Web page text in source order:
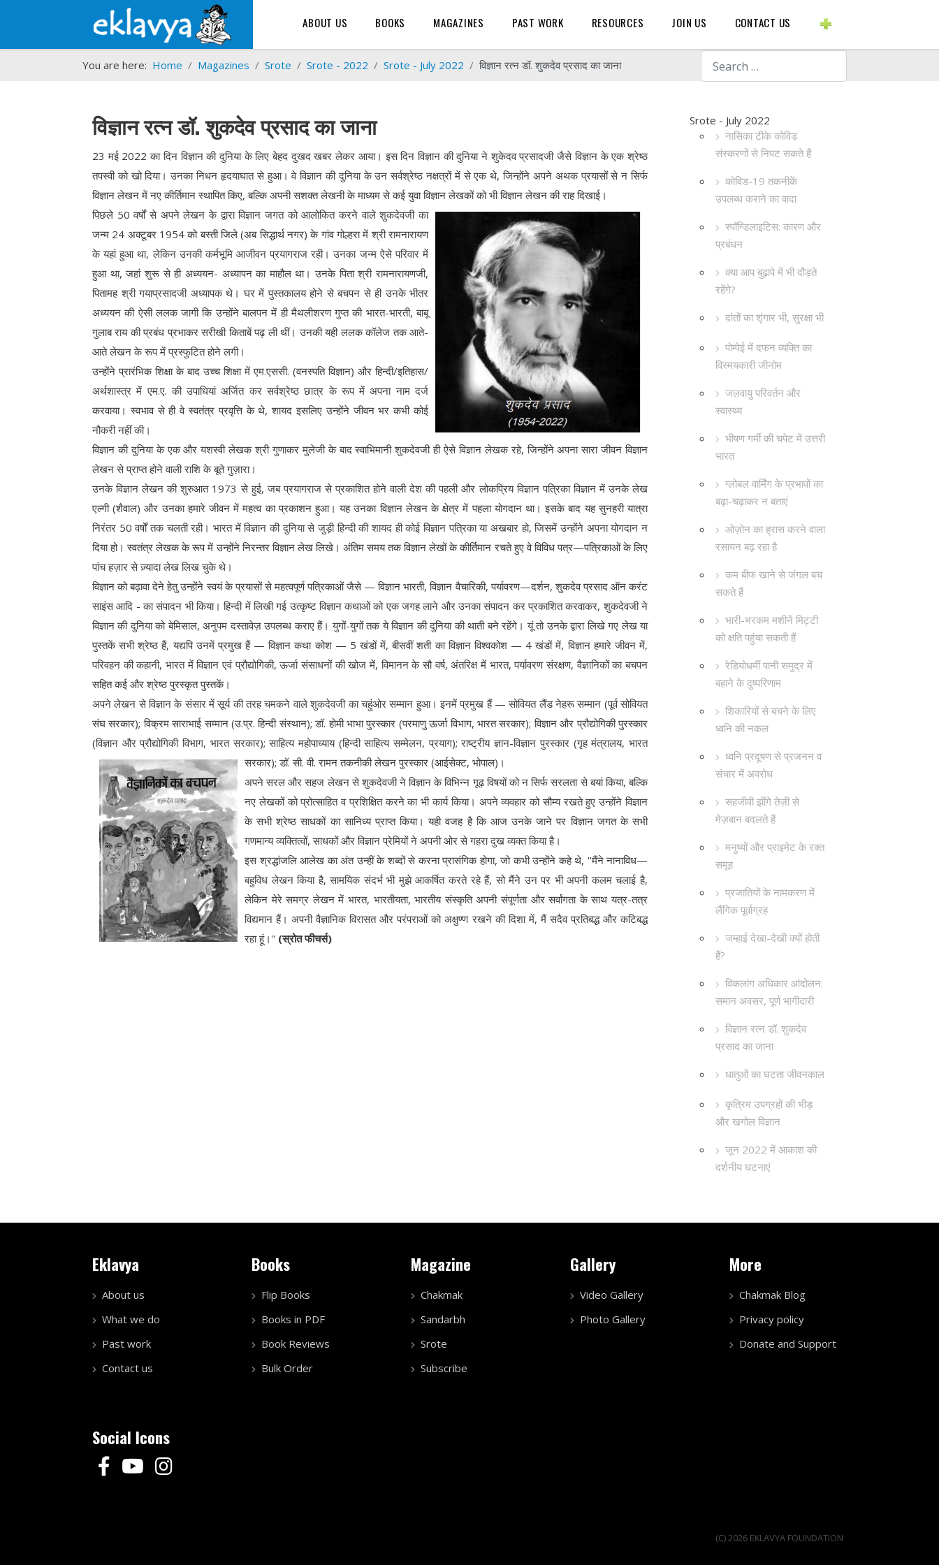
Search
ABOUT US BOOKS MAGAZINES PAST WORK RESOURCES JOIN US CONTACT US
You are here: Home Magazines Srote Srote - 2022 Srote - July 2022 विज्ञान रत्न डॉ. शुकदेव प्रसाद का जाना
Srote - July 2022
नासिका टीके कोविड
संस्करणों से निपट सकते हैं
कोविड-19 तकनीकें
उपलब्ध कराने का वादा
स्पॉन्डिलाइटिस: कारण और
प्रबंधन
क्या आप बुढ़ापे में भी दौड़ते
रहेंगे?
दांतों का शृंगार भी, सुरक्षा भी
पोम्पेई में दफन व्यक्ति का
विस्मयकारी जीनोम
जलवायु परिवर्तन और
स्वास्थ्य
भीषण गर्मी की चपेट में उत्तरी
भारत
ग्लोबल वार्मिंग के प्रभावों का
बढ़ा-चढ़ाकर न बताएं
ओज़ोन का ह्रास करने वाला
रसायन बढ़ रहा है
कम बीफ खाने से जंगल बच
सकते हैं
भारी-भरकम मशीनें मिट्टी
को क्षति पहुंचा सकती हैं
रेडियोधर्मी पानी समुद्र में
बहाने के दुष्परिणाम
शिकारियों से बचने के लिए
ध्वनि की नकल
ध्वनि प्रदूषण से प्रजनन व
संचार में अवरोध
सहजीवी झींगे तेज़ी से
मेज़बान बदलते हैं
मनुष्यों और प्राइमेट के रक्त
समूह
प्रजातियों के नामकरण में
लैंगिक पूर्वाग्रह
जम्हाई देखा-देखी क्यों होती
हैं?
विकलांग अधिकार आंदोलन:
समान अवसर, पूर्ण भागीदारी
विज्ञान रत्न डॉ. शुकदेव
प्रसाद का जाना
धातुओं का घटता जीवनकाल
कृत्रिम उपग्रहों की भीड़
और खगोल विज्ञान
जून 2022 में आकाश की
दर्शनीय घटनाएं
विज्ञान रत्न डॉ. शुकदेव प्रसाद का जाना
23 मई 2022 का दिन विज्ञान की दुनिया के लिए बेहद दुखद खबर लेकर आया। इस दिन विज्ञान की दुनिया ने शुकेदव प्रसादजी जैसे विज्ञान के एक श्रेष्ठ
तपस्वी को खो दिया। उनका निधन हृदयाघात से हुआ। वे विज्ञान की दुनिया के उन सर्वश्रेष्ठ नक्षत्रों में से एक थे, जिन्होंने अपने अथक प्रयासों से न सिर्फ
विज्ञान लेखन में नए कीर्तिमान स्थापित किए, बल्कि अपनी सशक्त लेखनी के माध्यम से कई युवा विज्ञान लेखकों को भी विज्ञान लेखन की राह दिखाई।
पिछले 50 वर्षों से अपने लेखन के द्वारा विज्ञान जगत को आलोकित करने वाले शुकदेवजी का
जन्म 24 अक्टूबर 1954 को बस्ती जिले (अब सिद्धार्थ नगर) के गांव गोल्हरा में श्री रामनारायण
के यहां हुआ था, लेकिन उनकी कर्मभूमि आजीवन प्रयागराज रही। उनका जन्म ऐसे परिवार में
हुआ था, जहां शुरू से ही अध्ययन- अध्यापन का माहौल था। उनके पिता श्री रामनारायणजी,
पितामह श्री गयाप्रसादजी अध्यापक थे। घर में पुस्तकालय होने से बचपन से ही उनके भीतर
अध्ययन की ऐसी ललक जागी कि उन्होंने बालपन में ही मैथलीशरण गुप्त की भारत-भारती, बाबू
गुलाब राय की प्रबंध प्रभाकर सरीखी किताबें पढ़ ली थीं। उनकी यही ललक कॉलेज तक आते-
आते लेखन के रूप में प्रस्फुटित होने लगी।
उन्होंने प्रारंभिक शिक्षा के बाद उच्च शिक्षा में एम.एससी. (वनस्पति विज्ञान) और हिन्दी/इतिहास/
अर्थशास्त्र में एम.ए. की उपाधियां अर्जित कर सर्वश्रेष्ठ छात्र के रूप में अपना नाम दर्ज
करवाया। स्वभाव से ही वे स्वतंत्र प्रवृत्ति के थे, शायद इसलिए उन्होंने जीवन भर कभी कोई
नौकरी नहीं की।
विज्ञान की दुनिया के एक और यशस्वी लेखक श्री गुणाकर मुलेजी के बाद स्वाभिमानी शुकदेवजी ही ऐसे विज्ञान लेखक रहे, जिन्होंने अपना सारा जीवन विज्ञान
लेखन से प्राप्त होने वाली राशि के बूते गुज़ारा।
उनके विज्ञान लेखन की शुरुआत 1973 से हुई, जब प्रयागराज से प्रकाशित होने वाली देश की पहली और लोकप्रिय विज्ञान पत्रिका विज्ञान में उनके लेख
एल्गी (शैवाल) और उनका हमारे जीवन में महत्व का प्रकाशन हुआ। यह उनका विज्ञान लेखन के क्षेत्र में पहला योगदान था। इसके बाद यह सुनहरी यात्रा
निरंतर 50 वर्षों तक चलती रही। भारत में विज्ञान की दुनिया से जुड़ी हिन्दी की शायद ही कोई विज्ञान पत्रिका या अखबार हो, जिसमें उन्होंने अपना योगदान न
दिया हो। स्वतंत्र लेखक के रूप में उन्होंने निरन्तर विज्ञान लेख लिखे। अंतिम समय तक विज्ञान लेखों के कीर्तिमान रचते हुए वे विविध पत्र—पत्रिकाओं के लिए
पांच हज़ार से ज़्यादा लेख लिख चुके थे।
विज्ञान को बढ़ावा देने हेतु उन्होंने स्वयं के प्रयासों से महत्वपूर्ण पत्रिकाओं जैसे — विज्ञान भारती, विज्ञान वैचारिकी, पर्यावरण—दर्शन, शुकदेव प्रसाद ऑन करंट
साइंस आदि - का संपादन भी किया। हिन्दी में लिखी गई उत्कृष्ट विज्ञान कथाओं को एक जगह लाने और उनका संपादन कर प्रकाशित करवाकर, शुकदेवजी ने
विज्ञान की दुनिया को बेमिसाल, अनुपम दस्तावेज़ उपलब्ध कराए हैं। युगों-युगों तक ये विज्ञान की दुनिया की थाती बने रहेंगे। यूं तो उनके द्वारा लिखे गए लेख या
पुस्तकें सभी श्रेष्ठ हैं, यद्यपि उनमें प्रमुख हैं — विज्ञान कथा कोश — 5 खंडों में, बीसवीं शती का विज्ञान विश्वकोश — 4 खंडों में, विज्ञान हमारे जीवन में,
परिवहन की कहानी, भारत में विज्ञान एवं प्रौद्योगिकी, ऊर्जा संसाधनों की खोज में, विमानन के सौ वर्ष, अंतरिक्ष में भारत, पर्यावरण संरक्षण, वैज्ञानिकों का बचपन
सहित कई और श्रेष्ठ पुरस्कृत पुस्तकें।
अपने लेखन से विज्ञान के संसार में सूर्य की तरह चमकने वाले शुकदेवजी का चहुंओर सम्मान हुआ। इनमें प्रमुख हैं — सोवियत लैंड नेहरू सम्मान (पूर्व सोवियत
संघ सरकार); विक्रम साराभाई सम्मान (उ.प्र. हिन्दी संस्थान); डॉ. होमी भाभा पुरस्कार (परमाणु ऊर्जा विभाग, भारत सरकार); विज्ञान और प्रौद्योगिकी पुरस्कार
(विज्ञान और प्रौद्योगिकी विभाग, भारत सरकार); साहित्य महोपाध्याय (हिन्दी साहित्य सम्मेलन, प्रयाग); राष्ट्रीय ज्ञान-विज्ञान पुरस्कार (गृह मंत्रालय, भारत
सरकार); डॉ. सी. वी. रामन तकनीकी लेखन पुरस्कार (आईसेक्ट, भोपाल)।
अपने सरल और सहज लेखन से शुकदेवजी ने विज्ञान के विभिन्न गूढ़ विषयों को न सिर्फ सरलता से बयां किया, बल्कि
नए लेखकों को प्रोत्साहित व प्रशिक्षित करने का भी कार्य किया। अपने व्यवहार को सौम्य रखते हुए उन्होंने विज्ञान
के सभी श्रेष्ठ साधकों का सानिध्य प्राप्त किया। यही वजह है कि आज उनके जाने पर विज्ञान जगत के सभी
गणमान्य व्यक्तित्वों, साधकों और विज्ञान प्रेमियों ने अपनी ओर से गहरा दुख व्यक्त किया है।
इस श्रद्धांजलि आलेख का अंत उन्हीं के शब्दों से करना प्रासंगिक होगा, जो कभी उन्होंने कहे थे, ''मैंने नानाविध—
बहुविध लेखन किया है, सामयिक संदर्भ भी मुझे आकर्षित करते रहे हैं, सो मैंने उन पर भी अपनी कलम चलाई है,
लेकिन मेरे समग्र लेखन में भारत, भारतीयता, भारतीय संस्कृति अपनी संपूर्णता और सर्वांगता के साथ यत्र-तत्र
विद्यमान हैं। अपनी वैज्ञानिक विरासत और परंपराओं को अक्षुण्ण रखने की दिशा में, मैं सदैव प्रतिबद्ध और कटिबद्ध
रहा हूं।'' (स्रोत फीचर्स)
Eklavya
About us
What we do
Past work
Contact us
Books
Flip Books
Books in PDF
Book Reviews
Bulk Order
Magazine
Chakmak
Sandarbh
Srote
Subscribe
Gallery
Video Gallery
Photo Gallery
More
Chakmak Blog
Privacy policy
Donate and Support
Social Icons
(C) 2026 EKLAVYA FOUNDATION